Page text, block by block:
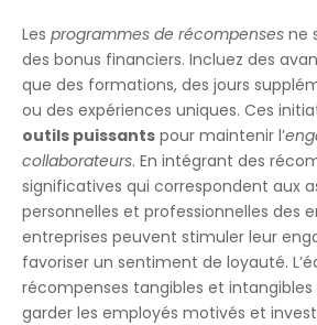
Les programmes de récompenses ne
des bonus financiers. Incluez des
que des formations, des jours
ou des expériences uniques. Ces
outils puissants pour maintenir l’
collaborateurs. En intégrant des
significatives qui correspondent aux
personnelles et professionnelles des
entreprises peuvent stimuler leur
favoriser un sentiment de loyauté.
récompenses tangibles et
garder les employés motivés et